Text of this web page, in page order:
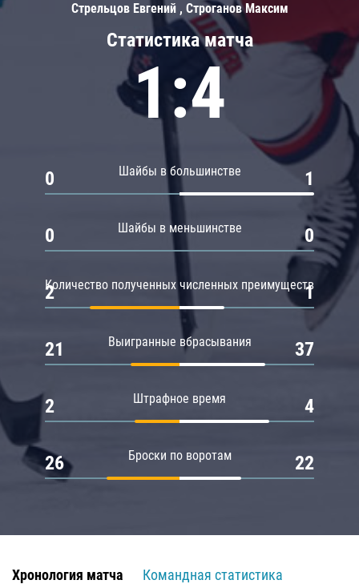
Статистика матча
1:4
Шайбы в большинстве
0 1
Шайбы в меньшинстве
0 0
Количество полученных численных преимуществ
2 1
Выигранные вбрасывания
21 37
Штрафное время
2 4
Броски по воротам
26 22
Стрельцов Евгений , Строганов Максим
Хронология матча
Командная статистика